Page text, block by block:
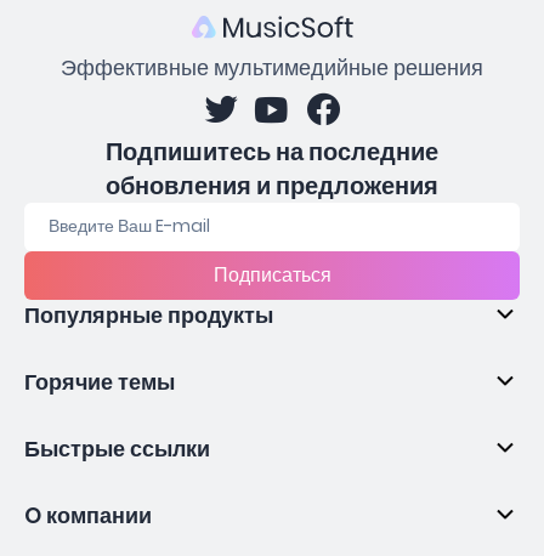
Эффективные мультимедийные решения
Подпишитесь на последние
обновления и предложения
Подписаться
Популярные продукты
Горячие темы
Быстрые ссылки
O компании